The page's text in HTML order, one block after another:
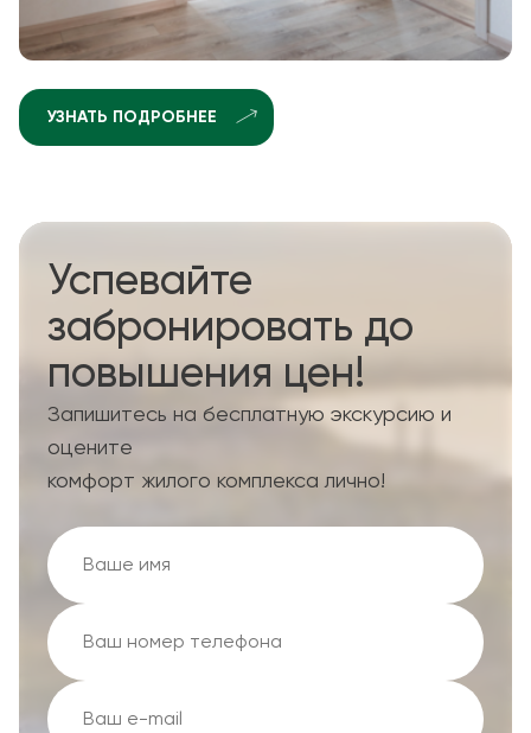
УЗНАТЬ ПОДРОБНЕЕ
Успевайте
забронировать до
повышения цен!
Запишитесь на бесплатную экскурсию и
оцените
комфорт жилого комплекса лично!